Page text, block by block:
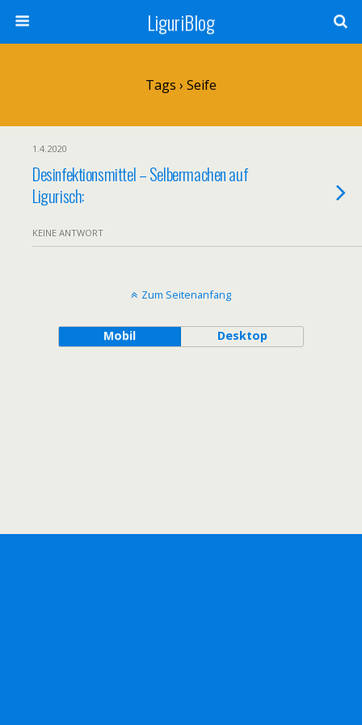
LiguriBlog
Tags › Seife
1.4.2020
Desinfektionsmittel – Selbermachen auf
Ligurisch:
KEINE ANTWORT
Zum Seitenanfang
Mobil Desktop